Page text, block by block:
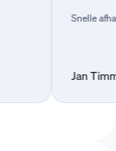
Snelle afhandeling
Jan Timmermans